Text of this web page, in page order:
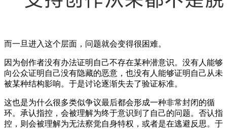
而一旦进入这个层面，问题就会变得很困难。
因为创作者没有办法证明自己不存在某种潜意识。没有人能够
向公众证明自己没有隐藏的恶意，也没有人能够证明自己从未
被某种结构影响。于是讨论逐渐失去了验证标准。
这也是为什么很多类似争议最后都会形成一种非常封闭的循
环。承认指控，会被理解为终于意识到了自己的问题。否认指
控，则会被理解为无法察觉自身特权，或者是在逃避反思。于